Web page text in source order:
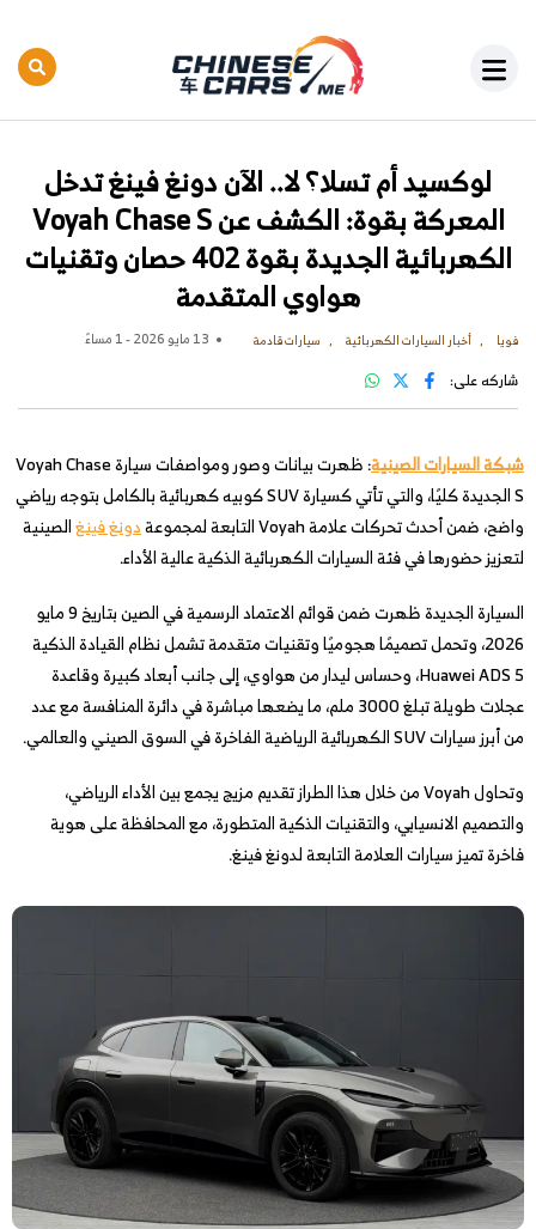
لوكسيد أم تسلا؟ لا.. الآن دونغ فينغ تدخل
المعركة بقوة: الكشف عن Voyah Chase S
الكهربائية الجديدة بقوة 402 حصان وتقنيات
هواوي المتقدمة
فويا أخبار السيارات الكهربائية سيارات قادمة 13 مايو 2026 - 1 مساءً
شاركه على:
شبكة السيارات الصينية
: ظهرت بيانات وصور ومواصفات سيارة Voyah Chase
S الجديدة كليًا، والتي تأتي كسيارة SUV كوبيه كهربائية بالكامل بتوجه رياضي
واضح، ضمن أحدث تحركات علامة Voyah التابعة لمجموعة
دونغ فينغالصينية
لتعزيز حضورها في فئة السيارات الكهربائية الذكية عالية الأداء.
السيارة الجديدة ظهرت ضمن قوائم الاعتماد الرسمية في الصين بتاريخ 9 مايو
2026، وتحمل تصميمًا هجوميًا وتقنيات متقدمة تشمل نظام القيادة الذكية
Huawei ADS 5، وحساس ليدار من هواوي، إلى جانب أبعاد كبيرة وقاعدة
عجلات طويلة تبلغ 3000 ملم، ما يضعها مباشرة في دائرة المنافسة مع عدد
من أبرز سيارات SUV الكهربائية الرياضية الفاخرة في السوق الصيني والعالمي.
وتحاول Voyah من خلال هذا الطراز تقديم مزيج يجمع بين الأداء الرياضي،
والتصميم الانسيابي، والتقنيات الذكية المتطورة، مع المحافظة على هوية
فاخرة تميز سيارات العلامة التابعة لدونغ فينغ.